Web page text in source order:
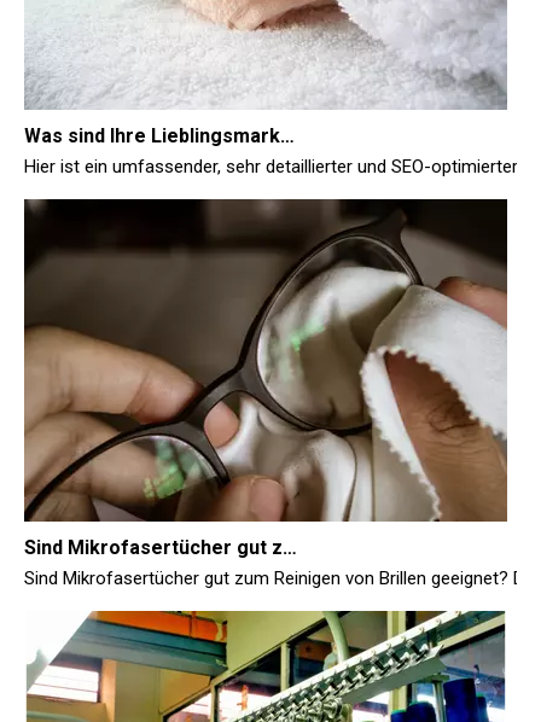
Was sind Ihre Lieblingsmarken für Mikrofasertücher für die Hausreinigung?
Hier ist ein umfassender, sehr detaillierter und SEO-optimierter
Sind Mikrofasertücher gut zum Reinigen von Brillen geeignet?
Sind Mikrofasertücher gut zum Reinigen von Brillen geeignet?